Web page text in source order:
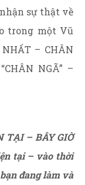
sự thật về
trong một Vũ
– CHÂN
NGÃ” –
TẠI – BÂY GIỜ
tại – vào thời
đang làm và